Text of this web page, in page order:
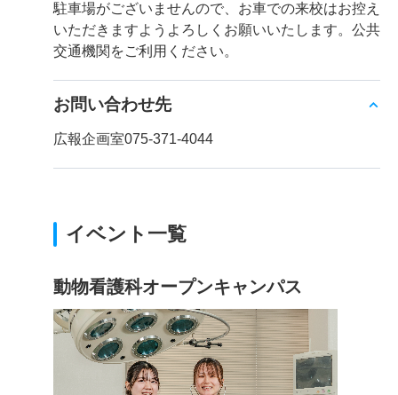
駐車場がございませんので、お車での来校はお控え
いただきますようよろしくお願いいたします。公共
交通機関をご利用ください。
お問い合わせ先
広報企画室075-371-4044
イベント一覧
動物看護科オープンキャンパス